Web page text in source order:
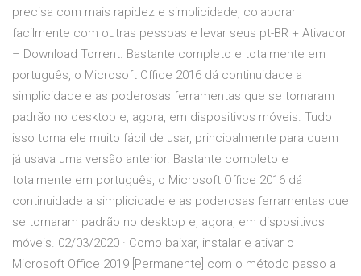
precisa com mais rapidez e simplicidade, colaborar
facilmente com outras pessoas e levar seus pt-BR + Ativador
– Download Torrent. Bastante completo e totalmente em
português, o Microsoft Office 2016 dá continuidade a
simplicidade e as poderosas ferramentas que se tornaram
padrão no desktop e, agora, em dispositivos móveis. Tudo
isso torna ele muito fácil de usar, principalmente para quem
já usava uma versão anterior. Bastante completo e
totalmente em português, o Microsoft Office 2016 dá
continuidade a simplicidade e as poderosas ferramentas que
se tornaram padrão no desktop e, agora, em dispositivos
móveis. 02/03/2020 · Como baixar, instalar e ativar o
Microsoft Office 2019 [Permanente] com o método passo a